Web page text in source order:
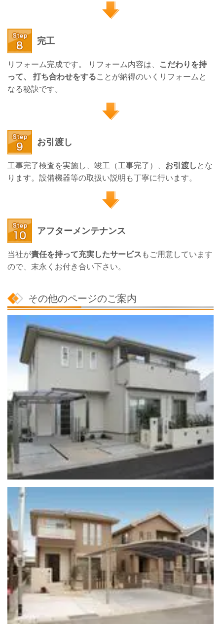
完工
リフォーム完成です。 リフォーム内容は、
こだわりを持
って、 打ち合わせをすることが納得のいくリフォームと
なる秘訣です。
お引渡し
工事完了検査を実施し、竣工（工事完了）、 お引渡し とな
ります。設備機器等の取扱い説明も丁寧に行います。
アフターメンテナンス
当社が責任を持って充実したサービス もご用意しています
ので、末永くお付き合い下さい。
その他のページのご案内